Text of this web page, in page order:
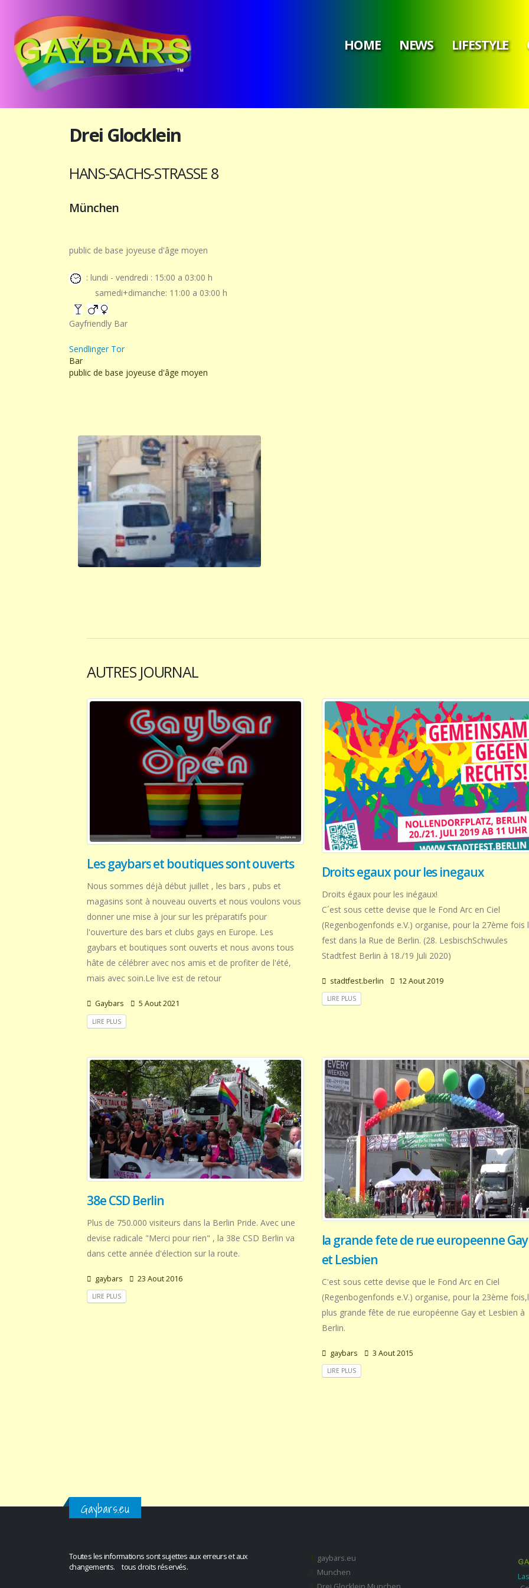
HOME NEWS LIFESTYLE
Drei Glocklein
HANS-SACHS-STRASSE 8
München
public de base joyeuse d'âge moyen
: lundi - vendredi : 15:00 a 03:00 h
samedi+dimanche: 11:00 a 03:00 h
Gayfriendly Bar
Sendlinger Tor
Bar
public de base joyeuse d'âge moyen
AUTRES JOURNAL
Les gaybars et boutiques sont ouverts
Nous sommes déjà début juillet , les bars , pubs et
magasins sont à nouveau ouverts et nous voulons vous
donner une mise à jour sur les préparatifs pour
l'ouverture des bars et clubs gays en Europe. Les
gaybars et boutiques sont ouverts et nous avons tous
hâte de célébrer avec nos amis et de profiter de l'été,
mais avec soin.Le live est de retour
Gaybars 5 Aout 2021
LIRE PLUS
Droits egaux pour les inegaux
Droits égaux pour les inégaux!
C´est sous cette devise que le Fond Arc en Ciel
(Regenbogenfonds e.V.) organise, pour la 27ème fois
fest dans la Rue de Berlin. (28. LesbischSchwules
Stadtfest Berlin à 18./19 Juli 2020)
stadtfest.berlin 12 Aout 2019
LIRE PLUS
38e CSD Berlin
Plus de 750.000 visiteurs dans la Berlin Pride. Avec une
devise radicale "Merci pour rien" , la 38e CSD Berlin va
dans cette année d'élection sur la route.
gaybars 23 Aout 2016
LIRE PLUS
la grande fete de rue europeenne Gay
et Lesbien
C'est sous cette devise que le Fond Arc en Ciel
(Regenbogenfonds e.V.) organise, pour la 23ème
plus grande fête de rue européenne Gay et Lesbien à
Berlin.
gaybars 3 Aout 2015
LIRE PLUS
Gaybars.eu
Toutes les informations sont sujettes aux erreurs et aux
changements. tous droits réservés.
gaybars.eu
Munchen